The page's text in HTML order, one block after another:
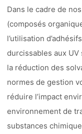
Dans le cadre de
(composés
l’utilisation
durcissables aux
la réduction des
normes de gestion
réduire l’impact
environnement de
substances